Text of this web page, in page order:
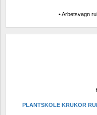
• Arbetsvagn
PLANTSKOLE KRUKOR